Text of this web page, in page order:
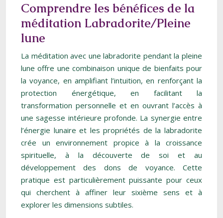
Comprendre les bénéfices de la
méditation Labradorite/Pleine
lune
La méditation avec une labradorite pendant la pleine
lune offre une combinaison unique de bienfaits pour
la voyance, en amplifiant l’intuition, en renforçant la
protection énergétique, en facilitant la
transformation personnelle et en ouvrant l’accès à
une sagesse intérieure profonde. La synergie entre
l’énergie lunaire et les propriétés de la labradorite
crée un environnement propice à la croissance
spirituelle, à la découverte de soi et au
développement des dons de voyance. Cette
pratique est particulièrement puissante pour ceux
qui cherchent à affiner leur sixième sens et à
explorer les dimensions subtiles.